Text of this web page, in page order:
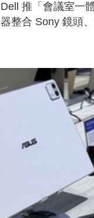
Dell 推「會議室一
器整合 Sony 鏡頭